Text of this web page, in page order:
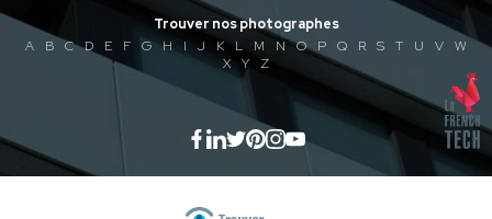
Trouver nos photographes
A
B C D E F G H I J K L M N O P Q R S T U V
W
X
Y Z